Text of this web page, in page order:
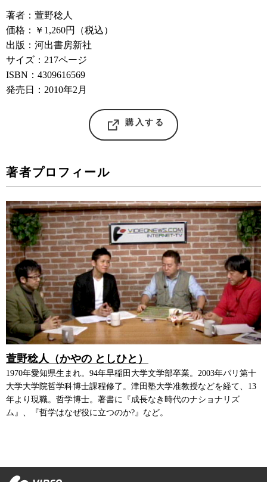
著者：萱野稔人
価格：￥1,260円（税込）
出版：河出書房新社
サイズ：217ページ
ISBN：4309616569
発売日：2010年2月
購入する
著者プロフィール
萱野稔人（かやの としひと）
1970年愛知県生まれ。94年早稲田大学文学部卒業。2003年パリ第十
大学大学院哲学科博士課程修了。津田塾大学准教授などを経て、13
年より現職。哲学博士。著書に『成長なき時代のナショナリズ
ム』、『哲学はなぜ役に立つのか?』など。